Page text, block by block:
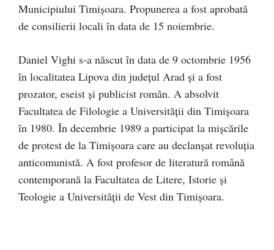
Municipiului Timișoara. Propunerea a fost aprobată
de consilierii locali în data de 15 noiembrie.
Daniel Vighi s-a născut în data de 9 octombrie 1956
în localitatea Lipova din județul Arad și a fost
prozator, eseist și publicist român. A absolvit
Facultatea de Filologie a Universității din Timișoara
în 1980. În decembrie 1989 a participat la mișcările
de protest de la Timișoara care au declanșat revoluția
anticomunistă. A fost profesor de literatură română
contemporană la Facultatea de Litere, Istorie și
Teologie a Universității de Vest din Timișoara.